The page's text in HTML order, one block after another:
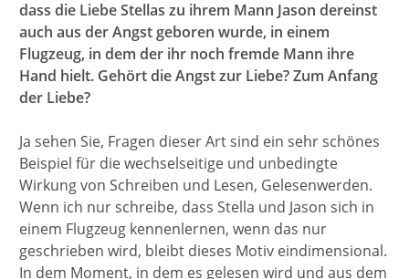
dass die Liebe Stellas zu ihrem Mann Jason dereinst
auch aus der Angst geboren wurde, in einem
Flugzeug, in dem der ihr noch fremde Mann ihre
Hand hielt. Gehört die Angst zur Liebe? Zum Anfang
der Liebe?
Ja sehen Sie, Fragen dieser Art sind ein sehr schönes
Beispiel für die wechselseitige und unbedingte
Wirkung von Schreiben und Lesen, Gelesenwerden.
Wenn ich nur schreibe, dass Stella und Jason sich in
einem Flugzeug kennenlernen, wenn das nur
geschrieben wird, bleibt dieses Motiv eindimensional.
In dem Moment, in dem es gelesen wird und aus dem